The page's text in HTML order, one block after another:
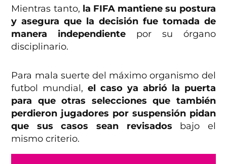
Mientras tanto, la FIFA mantiene su postura
y asegura que la decisión fue tomada de
manera independiente por su órgano
disciplinario.
Para mala suerte del máximo organismo del
futbol mundial, el caso ya abrió la puerta
para que otras selecciones que también
perdieron jugadores por suspensión pidan
que sus casos sean revisados bajo el
mismo criterio.